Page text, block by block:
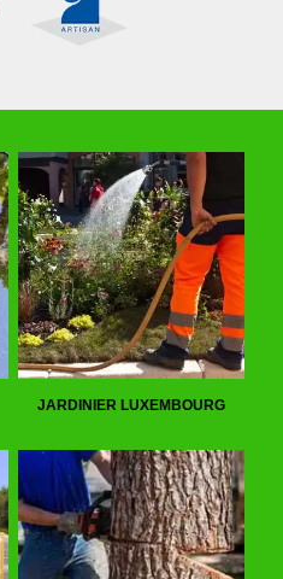
JARDINIER LUXEMBOURG